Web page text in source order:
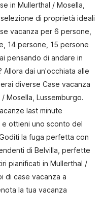
in Mullerthal / Mosella,
di proprietà ideali
vacanza per 6 persone,
14 persone, 15 persone
pensando di andare in
Allora dai un'occhiata alle
diverse Case vacanza
Mosella, Lussemburgo.
last minute
e ottieni uno sconto del
la fuga perfetta con
di Belvilla, perfette
pianificati in Mullerthal /
di case vacanza a
la tua vacanza